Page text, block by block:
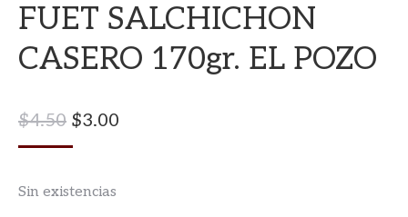
FUET SALCHICHON
CASERO 170gr. EL POZO
$4.50 El
Precio
Era:
$3.00
Sin existencias